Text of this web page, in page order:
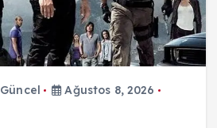
Güncel
Ağustos 8, 2026